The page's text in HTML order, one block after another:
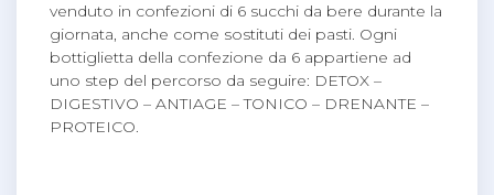
venduto in confezioni di 6 succhi da bere durante la
giornata, anche come sostituti dei pasti. Ogni
bottiglietta della confezione da 6 appartiene ad
uno step del percorso da seguire: DETOX –
DIGESTIVO – ANTIAGE – TONICO – DRENANTE –
PROTEICO.